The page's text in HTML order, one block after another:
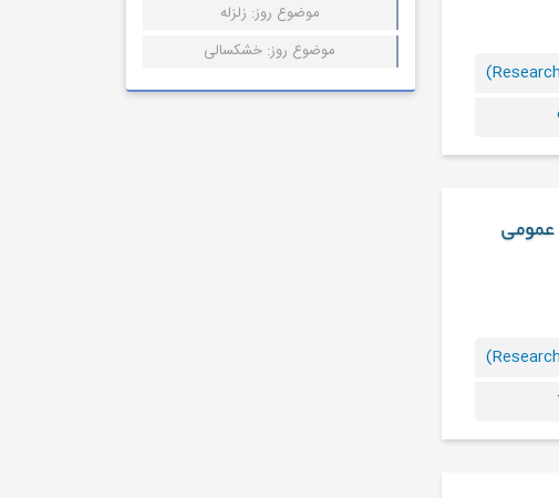
عمومی
موضوع روز: زلزله
موضوع روز: خشکسالی